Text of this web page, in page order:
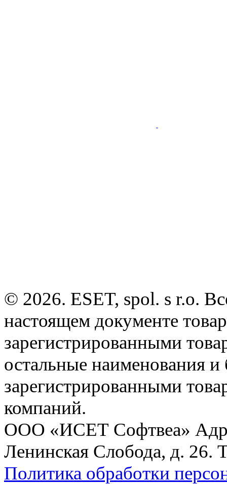
© 2026. ESET, spol. s r.o.
настоящем документе
зарегистрированными
остальные наименования
зарегистрированными
компаний.
ООО «ИСЕТ Софтвеа»
Ленинская Слобода, д. 26.
Политика обработки